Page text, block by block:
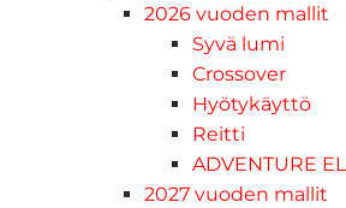
2026 vuoden mallit
Syvä lumi
Crossover
Hyötykäyttö
Reitti
ADVENTURE
2027 vuoden mallit